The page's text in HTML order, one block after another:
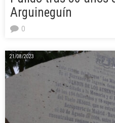
Arguineguín
0
21/08/2023